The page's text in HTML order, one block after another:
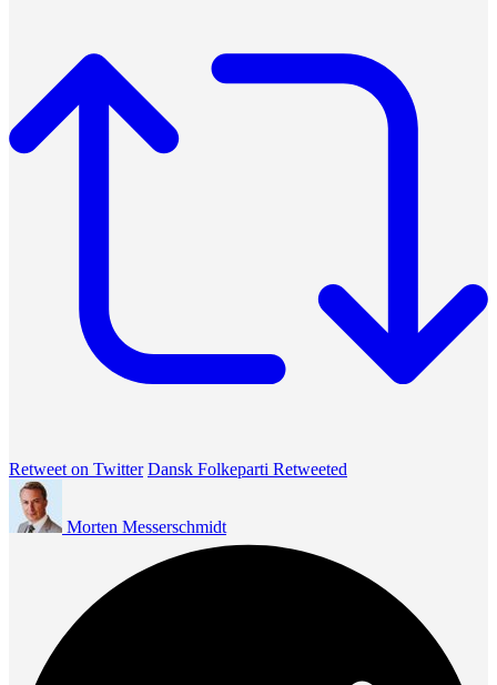
Retweet on Twitter Dansk Folkeparti Retweeted
Morten Messerschmidt